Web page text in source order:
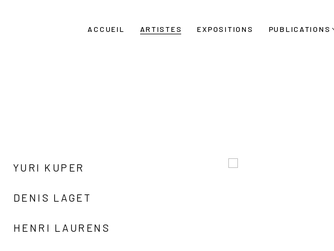
ACCUEIL ARTISTES EXPOSITIONS PUBLICATIONS
YURI KUPER
DENIS LAGET
HENRI LAURENS